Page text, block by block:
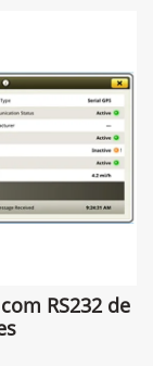
RS232 de